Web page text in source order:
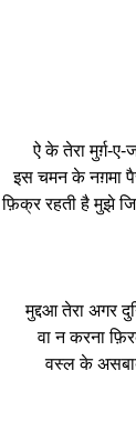
ऐ के तेरा मुर्ग़-
इस चमन के नग़मा
फ़िक्र रहती है मुझे
मुद्दआ तेरा अगर
वा न करना
वस्ल के